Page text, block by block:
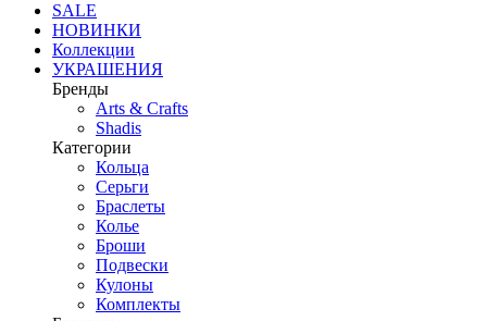
SALE
НОВИНКИ
Коллекции
УКРАШЕНИЯ
Бренды
Аrts & Сrafts
Shadis
Категории
Кольца
Серьги
Браслеты
Колье
Броши
Подвески
Кулоны
Комплекты